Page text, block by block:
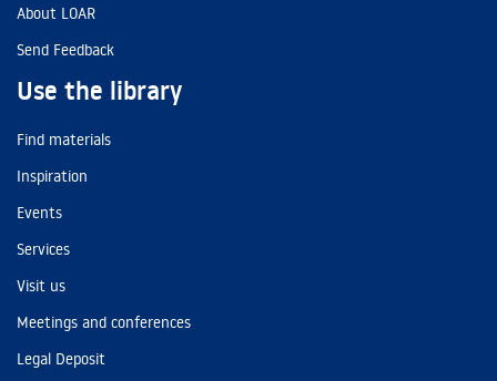
About LOAR
Send Feedback
Use the library
Find materials
Inspiration
Events
Services
Visit us
Meetings and conferences
Legal Deposit